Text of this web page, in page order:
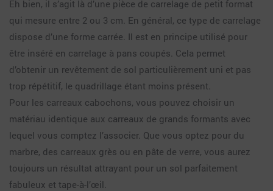
Eh bien, il s’agit là d’une pièce de carrelage de petit format
qui mesure entre 2 ou 3 cm. En général, ce type de carrelage
dispose d’une forme carrée. Il est en principe utilisé pour
être inséré en carrelage à pans coupés. Cela permet
d’obtenir un revêtement de sol particulièrement uni et pas
trop répétitif, le quadrillage étant moins présent.
Pour les carreaux cabochons, vous pouvez choisir un
matériau identique aux carreaux de grands formants avec
lequel vous comptez l’associer. Que vous optez pour du
marbre, des carreaux grès ou en pâte de verre, vous aurez
toujours un résultat attrayant pour un sol parfaitement
fabuleux et tape-à-l’œil.